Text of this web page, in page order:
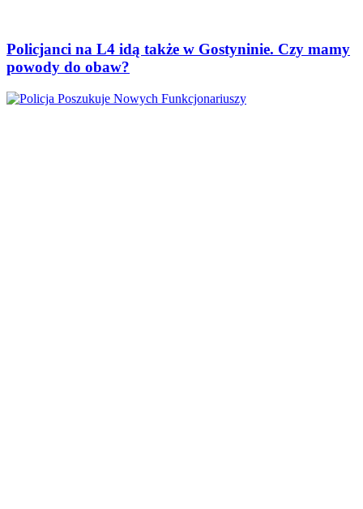
Policjanci na L4 idą także w Gostyninie. Czy mamy
powody do obaw?